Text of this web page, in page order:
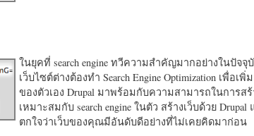
ในยุคที่ search engine ทวีความสำคัญมากอย่างในปัจจุ
เว็บไซต์ต่างต้องทำ Search Engine Optimization เพื่อเ
ของตัวเอง Drupal มาพร้อมกับความสามารถในการสร้
เหมาะสมกับ search engine ในตัว สร้างเว็บด้วย
ตกใจว่าเว็บของคุณมีอันดับดีอย่างที่ไม่เคยคิดมาก่อน